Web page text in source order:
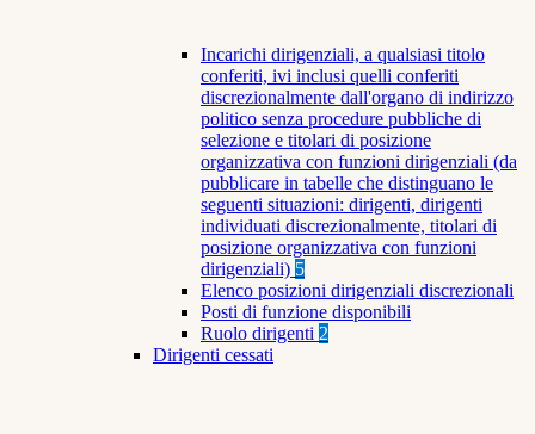
Incarichi dirigenziali, a qualsiasi titolo
conferiti, ivi inclusi quelli conferiti
discrezionalmente dall'organo di indirizzo
politico senza procedure pubbliche di
selezione e titolari di posizione
organizzativa con funzioni dirigenziali (da
pubblicare in tabelle che distinguano le
seguenti situazioni: dirigenti, dirigenti
individuati discrezionalmente, titolari di
posizione organizzativa con funzioni
dirigenziali) 5
Elenco posizioni dirigenziali discrezionali
Posti di funzione disponibili
Ruolo dirigenti 2
Dirigenti cessati